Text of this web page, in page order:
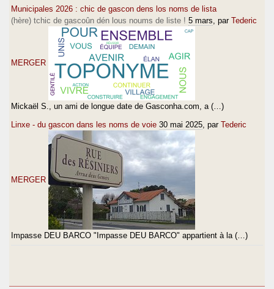
Municipales 2026 : chic de gascon dens los noms de lista
(hère) tchic de gascoûn dén lous noums de liste ! 5 mars , par Tederic
MERGER
Mickaël S., un ami de longue date de Gasconha.com, a (…)
Linxe - du gascon dans les noms de voie 30 mai 2025 , par Tederic
MERGER
Impasse DEU BARCO "Impasse DEU BARCO" appartient à la (…)